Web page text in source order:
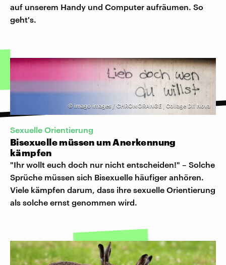
auf unserem Handy und Computer aufräumen. So
geht's.
© imago images / CHROMORANGE | Collage Dlf Nova
Sexuelle Orientierung
Bisexuelle müssen um Anerkennung
kämpfen
"Ihr wollt euch doch nur nicht entscheiden!" – Solche
Sprüche müssen sich Bisexuelle häufiger anhören.
Viele kämpfen darum, dass ihre sexuelle Orientierung
als solche ernst genommen wird.